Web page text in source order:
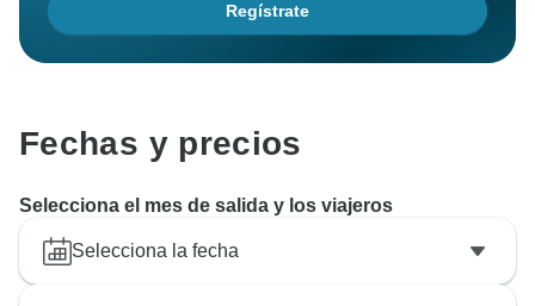
Regístrate
Fechas y precios
Selecciona el mes de salida y los viajeros
Selecciona la fecha